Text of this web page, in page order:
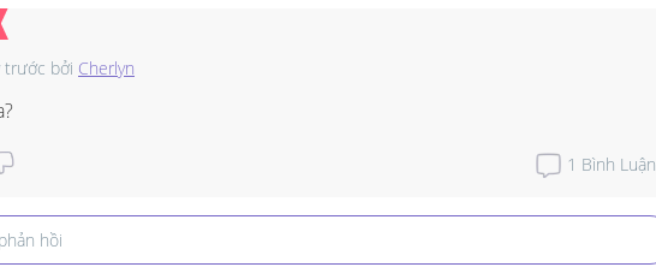
trước bởi Cherlyn
1 Bình Luận
hồi